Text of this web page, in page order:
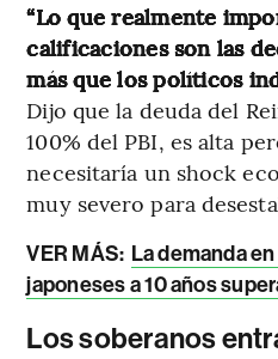
“Lo que realmente
calificaciones son las
más que los políticos
Dijo que la deuda del
100% del PBI, es alta
necesitaría un shock
muy severo para
VER MÁS: La demanda
japoneses a 10 años
Los soberanos